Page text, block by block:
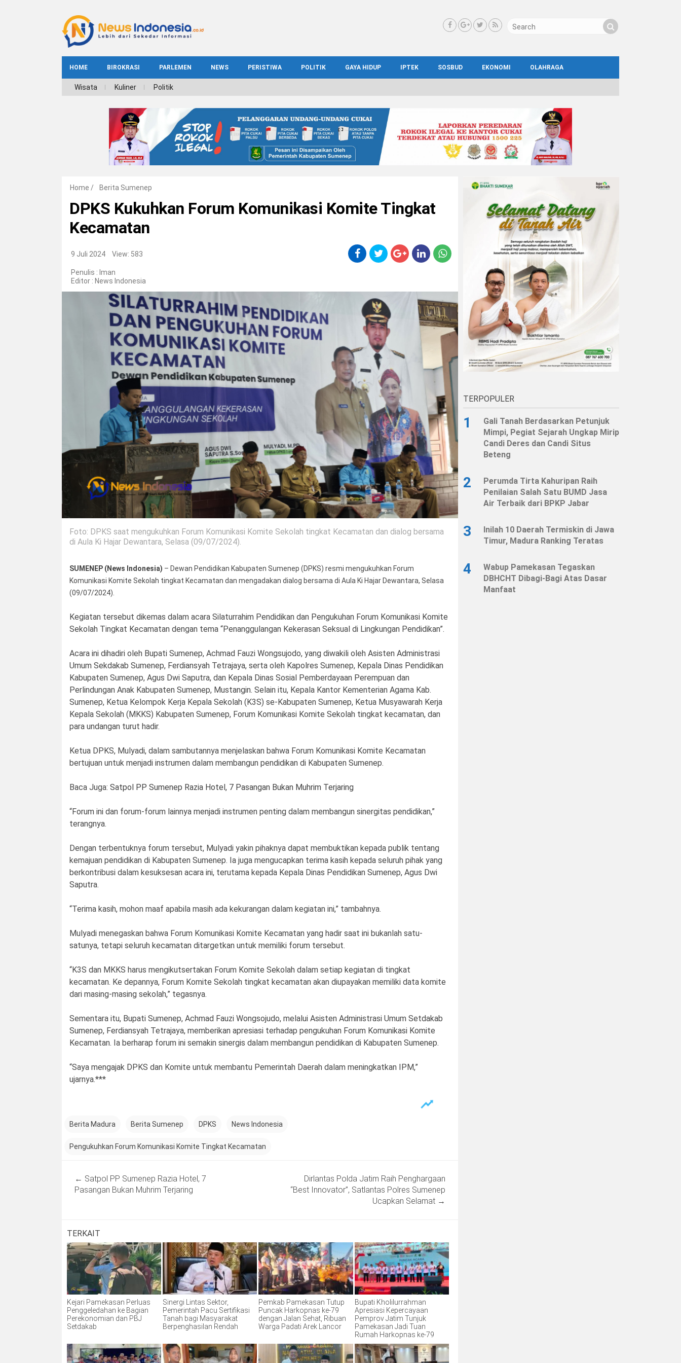
HOME BIROKRASI PARLEMEN NEWS PERISTIWA POLITIK GAYA HIDUP IPTEK SOSBUD EKONOMI OLAHRAGA
INDEKS BIROKRASI
Wisata Kuliner Politik
Home / Berita Sumenep
DPKS Kukuhkan Forum Komunikasi Komite Tingkat
Kecamatan
9 Juli 2024 View: 583
Penulis : Iman
Editor : News Indonesia
Foto: DPKS saat mengukuhkan Forum Komunikasi Komite Sekolah tingkat Kecamatan dan dialog bersama
di Aula Ki Hajar Dewantara, Selasa (09/07/2024).
SUMENEP (News Indonesia) – Dewan Pendidikan Kabupaten Sumenep (DPKS) resmi mengukuhkan Forum
Komunikasi Komite Sekolah tingkat Kecamatan dan mengadakan dialog bersama di Aula Ki Hajar Dewantara, Selasa
(09/07/2024).
Kegiatan tersebut dikemas dalam acara Silaturrahim Pendidikan dan Pengukuhan Forum Komunikasi Komite
Sekolah Tingkat Kecamatan dengan tema “Penanggulangan Kekerasan Seksual di Lingkungan Pendidikan”.
Acara ini dihadiri oleh Bupati Sumenep, Achmad Fauzi Wongsujodo, yang diwakili oleh Asisten Administrasi
Umum Sekdakab Sumenep, Ferdiansyah Tetrajaya, serta oleh Kapolres Sumenep, Kepala Dinas Pendidikan
Kabupaten Sumenep, Agus Dwi Saputra, dan Kepala Dinas Sosial Pemberdayaan Perempuan dan
Perlindungan Anak Kabupaten Sumenep, Mustangin. Selain itu, Kepala Kantor Kementerian Agama Kab.
Sumenep, Ketua Kelompok Kerja Kepala Sekolah (K3S) se-Kabupaten Sumenep, Ketua Musyawarah Kerja
Kepala Sekolah (MKKS) Kabupaten Sumenep, Forum Komunikasi Komite Sekolah tingkat kecamatan, dan
para undangan turut hadir.
Ketua DPKS, Mulyadi, dalam sambutannya menjelaskan bahwa Forum Komunikasi Komite Kecamatan
bertujuan untuk menjadi instrumen dalam membangun pendidikan di Kabupaten Sumenep.
Baca Juga: Satpol PP Sumenep Razia Hotel, 7 Pasangan Bukan Muhrim Terjaring
“Forum ini dan forum-forum lainnya menjadi instrumen penting dalam membangun sinergitas pendidikan,”
terangnya.
Dengan terbentuknya forum tersebut, Mulyadi yakin pihaknya dapat membuktikan kepada publik tentang
kemajuan pendidikan di Kabupaten Sumenep. Ia juga mengucapkan terima kasih kepada seluruh pihak yang
berkontribusi dalam kesuksesan acara ini, terutama kepada Kepala Dinas Pendidikan Sumenep, Agus Dwi
Saputra.
“Terima kasih, mohon maaf apabila masih ada kekurangan dalam kegiatan ini,” tambahnya.
Mulyadi menegaskan bahwa Forum Komunikasi Komite Kecamatan yang hadir saat ini bukanlah satu-
satunya, tetapi seluruh kecamatan ditargetkan untuk memiliki forum tersebut.
“K3S dan MKKS harus mengikutsertakan Forum Komite Sekolah dalam setiap kegiatan di tingkat
kecamatan. Ke depannya, Forum Komite Sekolah tingkat kecamatan akan diupayakan memiliki data komite
dari masing-masing sekolah,” tegasnya.
Sementara itu, Bupati Sumenep, Achmad Fauzi Wongsojudo, melalui Asisten Administrasi Umum Setdakab
Sumenep, Ferdiansyah Tetrajaya, memberikan apresiasi terhadap pengukuhan Forum Komunikasi Komite
Kecamatan. Ia berharap forum ini semakin sinergis dalam membangun pendidikan di Kabupaten Sumenep.
“Saya mengajak DPKS dan Komite untuk membantu Pemerintah Daerah dalam meningkatkan IPM,”
ujarnya.***
Berita Madura Berita Sumenep DPKS News Indonesia
Pengukuhkan Forum Komunikasi Komite Tingkat Kecamatan
navigation
← Satpol PP Sumenep Razia Hotel, 7
Pasangan Bukan Muhrim Terjaring
Dirlantas Polda Jatim Raih Penghargaan
“Best Innovator”, Satlantas Polres Sumenep
Ucapkan Selamat →
TERKAIT
Kejari Pamekasan Perluas
Penggeledahan ke Bagian
Perekonomian dan PBJ
Setdakab
Sinergi Lintas Sektor,
Pemerintah Pacu Sertifikasi
Tanah bagi Masyarakat
Berpenghasilan Rendah
Pemkab Pamekasan Tutup
Puncak Harkopnas ke-79
dengan Jalan Sehat, Ribuan
Warga Padati Arek Lancor
Bupati Kholilurrahman
Apresiasi Kepercayaan
Pemprov Jatim Tunjuk
Pamekasan Jadi Tuan
Rumah Harkopnas ke-79
TERPOPULER
1
Gali Tanah Berdasarkan Petunjuk
Mimpi, Pegiat Sejarah Ungkap Mirip
Candi Deres dan Candi Situs
Beteng
2
Perumda Tirta Kahuripan Raih
Penilaian Salah Satu BUMD Jasa
Air Terbaik dari BPKP Jabar
3
Inilah 10 Daerah Termiskin di Jawa
Timur, Madura Ranking Teratas
4
Wabup Pamekasan Tegaskan
DBHCHT Dibagi-Bagi Atas Dasar
Manfaat